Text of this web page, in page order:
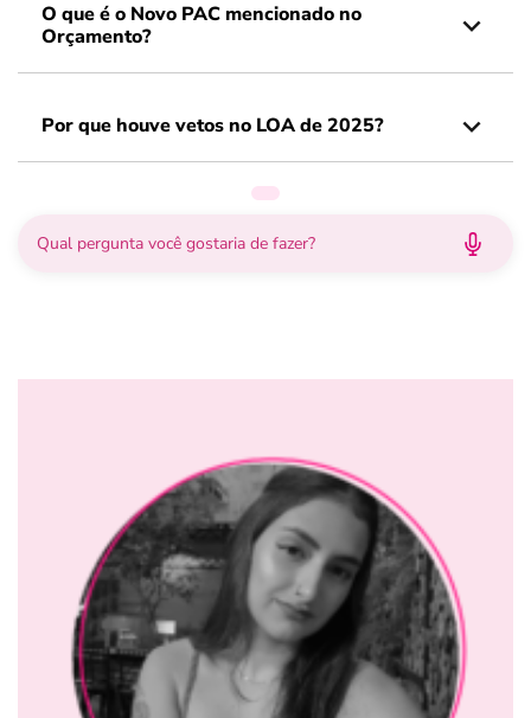
O que é o Novo PAC mencionado no
Orçamento?
Por que houve vetos no LOA de 2025?